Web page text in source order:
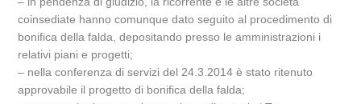
coinsediate hanno comunque dato seguito al procedimento di
bonifica della falda, depositando presso le amministrazioni i
relativi piani e progetti;
– nella conferenza di servizi del 24.3.2014 è stato ritenuto
approvabile il progetto di bonifica della falda;